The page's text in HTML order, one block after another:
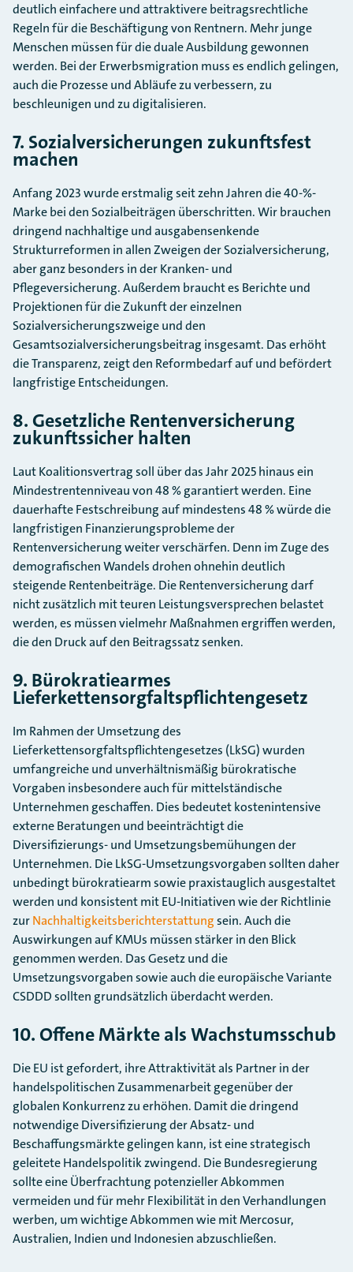
deutlich einfachere und attraktivere beitragsrechtliche
Regeln für die Beschäftigung von Rentnern. Mehr junge
Menschen müssen für die duale Ausbildung gewonnen
werden. Bei der Erwerbsmigration muss es endlich gelingen,
auch die Prozesse und Abläufe zu verbessern, zu
beschleunigen und zu digitalisieren.
7. Sozialversicherungen zukunftsfest
machen
Anfang 2023 wurde erstmalig seit zehn Jahren die 40-%-
Marke bei den Sozialbeiträgen überschritten. Wir brauchen
dringend nachhaltige und ausgabensenkende
Strukturreformen in allen Zweigen der Sozialversicherung,
aber ganz besonders in der Kranken- und
Pflegeversicherung. Außerdem braucht es Berichte und
Projektionen für die Zukunft der einzelnen
Sozialversicherungszweige und den
Gesamtsozialversicherungsbeitrag insgesamt. Das erhöht
die Transparenz, zeigt den Reformbedarf auf und befördert
langfristige Entscheidungen.
8. Gesetzliche Rentenversicherung
zukunftssicher halten
Laut Koalitionsvertrag soll über das Jahr 2025 hinaus ein
Mindestrentenniveau von 48 % garantiert werden. Eine
dauerhafte Festschreibung auf mindestens 48 % würde die
langfristigen Finanzierungsprobleme der
Rentenversicherung weiter verschärfen. Denn im Zuge des
demografischen Wandels drohen ohnehin deutlich
steigende Rentenbeiträge. Die Rentenversicherung darf
nicht zusätzlich mit teuren Leistungsversprechen belastet
werden, es müssen vielmehr Maßnahmen ergriffen werden,
die den Druck auf den Beitragssatz senken.
9. Bürokratiearmes
Lieferkettensorgfaltspflichtengesetz
Im Rahmen der Umsetzung des
Lieferkettensorgfaltspflichtengesetzes (LkSG) wurden
umfangreiche und unverhältnismäßig bürokratische
Vorgaben insbesondere auch für mittelständische
Unternehmen geschaffen. Dies bedeutet kostenintensive
externe Beratungen und beeinträchtigt die
Diversifizierungs- und Umsetzungsbemühungen der
Unternehmen. Die LkSG-Umsetzungsvorgaben sollten daher
unbedingt bürokratiearm sowie praxistauglich ausgestaltet
werden und konsistent mit EU-Initiativen wie der Richtlinie
zurNachhaltigkeitsberichterstattungsein. Auch die
Auswirkungen auf KMUs müssen stärker in den Blick
genommen werden. Das Gesetz und die
Umsetzungsvorgaben sowie auch die europäische Variante
CSDDD sollten grundsätzlich überdacht werden.
10. Offene Märkte als Wachstumsschub
Die EU ist gefordert, ihre Attraktivität als Partner in der
handelspolitischen Zusammenarbeit gegenüber der
globalen Konkurrenz zu erhöhen. Damit die dringend
notwendige Diversifizierung der Absatz- und
Beschaffungsmärkte gelingen kann, ist eine strategisch
geleitete Handelspolitik zwingend. Die Bundesregierung
sollte eine Überfrachtung potenzieller Abkommen
vermeiden und für mehr Flexibilität in den Verhandlungen
werben, um wichtige Abkommen wie mit Mercosur,
Australien, Indien und Indonesien abzuschließen.